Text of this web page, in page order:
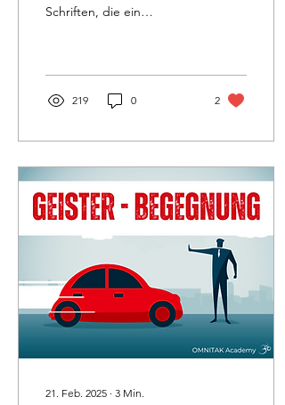
Schriften, die ein
219 0 2
21. Feb. 2025 ∙ 3 Min.